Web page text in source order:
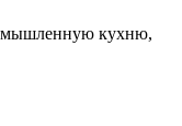
кухню,